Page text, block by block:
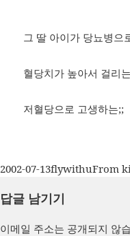
그 딸 아이가 당뇨병으
혈당치가 높아서 걸리
저혈당으로 고생하는;;
작
일
2002-07-13글
이
flywithu카
From
답글 남기기
이메일 주소는 공개되지 않